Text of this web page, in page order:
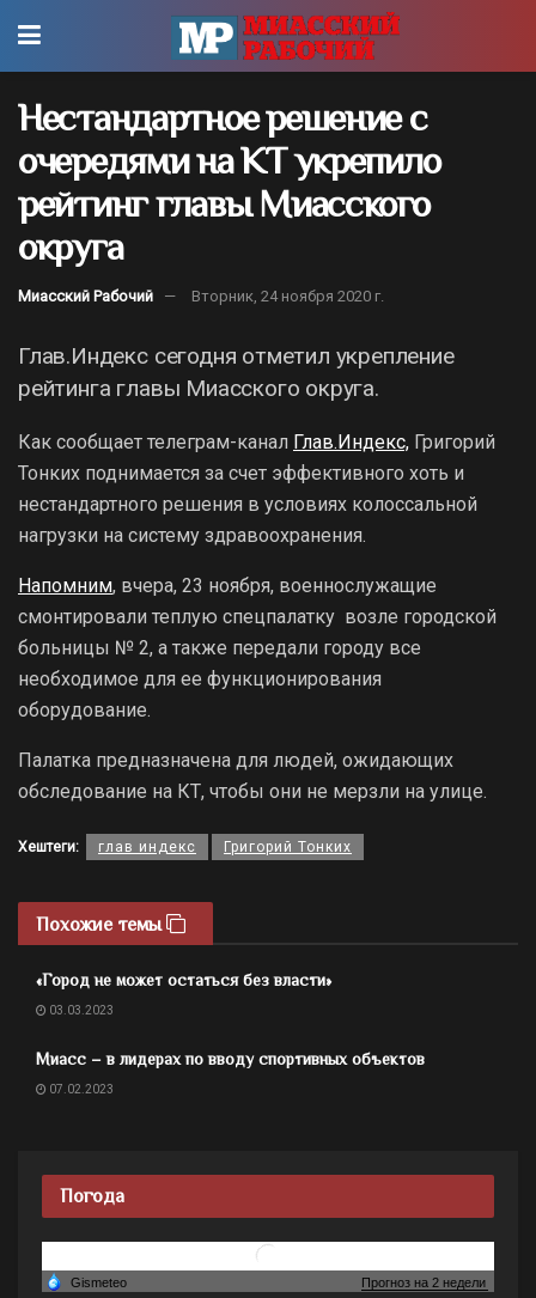
Нестандартное решение с
очередями на КТ укрепило
рейтинг главы Миасского
округа
Миасский Рабочий Вторник, 24 ноября 2020 г.
Глав.Индекс сегодня отметил укрепление
рейтинга главы Миасского округа.
Как сообщает телеграм-канал Глав.Индекс, Григорий
Тонких поднимается за счет эффективного хоть и
нестандартного решения в условиях колоссальной
нагрузки на систему здравоохранения.
Напомним, вчера, 23 ноября, военнослужащие
смонтировали теплую спецпалатку возле городской
больницы № 2, а также передали городу все
необходимое для ее функционирования
оборудование.
Палатка предназначена для людей, ожидающих
обследование на КТ, чтобы они не мерзли на улице.
Хештеги: глав индекс Григорий Тонких
Похожие темы
«Город не может остаться без власти»
03.03.2023
Миасс – в лидерах по вводу спортивных объектов
07.02.2023
Погода